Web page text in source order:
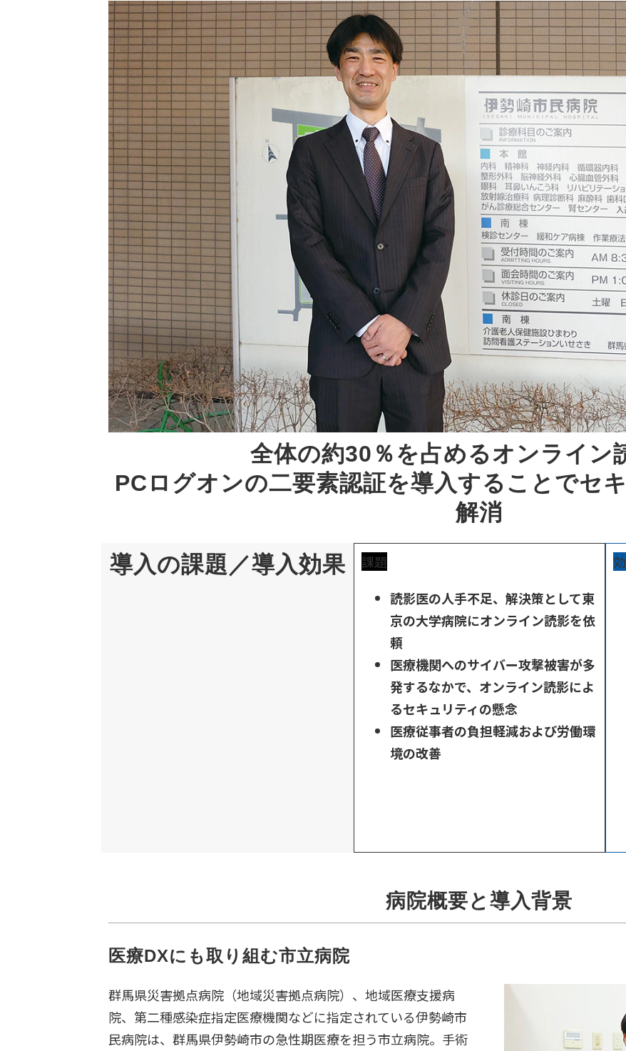
全体の約30％を占めるオンライン
PCログオンの二要素認証を導入することでセ
解消
導入の課題／導入効果
課題
読影医の人手不足、解決策として東
京の大学病院にオンライン読影を依
頼
医療機関へのサイバー攻撃被害が多
発するなかで、オンライン読影によ
るセキュリティの懸念
医療従事者の負担軽減および労働環
境の改善
病院概要と導入背景
医療DXにも取り組む市立病院
群馬県災害拠点病院（地域災害拠点病院）、地域医療支援病
院、第二種感染症指定医療機関などに指定されている伊勢崎市
民病院は、群馬県伊勢崎市の急性期医療を担う市立病院。手術